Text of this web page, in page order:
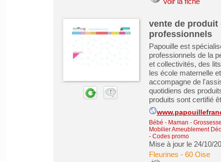
vente de
professionnels
Papouille est
professionnels de la
et collectivités, des
les école maternelle
accompagne de
quotidiens des
produits sont certifié
Bébé - Maman -
Mobilier Ameublement
- Codes promo
Mise à jour le 24/10/
Fleurines - 60 Oise